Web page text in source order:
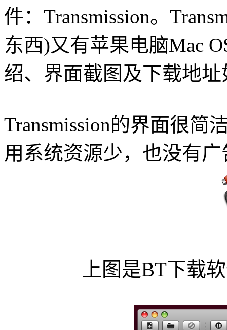
件： Transmission。
东西)又有苹果电脑Mac
绍、界面截图及下载地址
Transmission的界面很简
用系统资源少， 也没有
上图是BT下载